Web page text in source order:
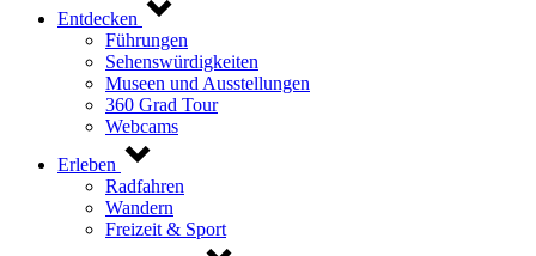
Entdecken
Führungen
Sehenswürdigkeiten
Museen und Ausstellungen
360 Grad Tour
Webcams
Erleben
Radfahren
Wandern
Freizeit & Sport